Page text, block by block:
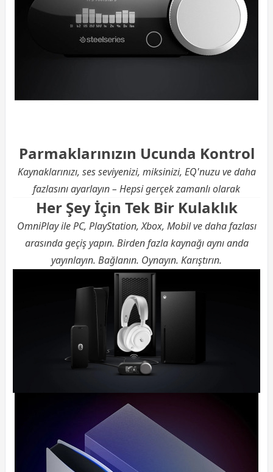
Parmaklarınızın Ucunda Kontrol
Kaynaklarınızı, ses seviyenizi, miksinizi, EQ'nuzu ve daha
fazlasını ayarlayın – Hepsi gerçek zamanlı olarak
Her Şey İçin Tek Bir Kulaklık
OmniPlay ile PC, PlayStation, Xbox, Mobil ve daha fazlası
arasında geçiş yapın. Birden fazla kaynağı aynı anda
yayınlayın. Bağlanın. Oynayın. Karıştırın.